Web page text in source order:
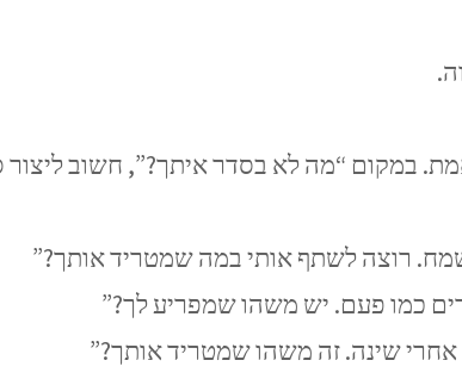
במקום “מה לא בסדר איתך?”, חשוב ליצור
רוצה לשתף אותי במה שמטריד אותך?”
כמו פעם. יש משהו שמפריע לך?”
שינה. זה משהו שמטריד אותך?”